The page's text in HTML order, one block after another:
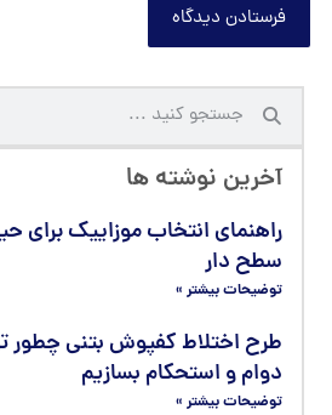
آخرین نوشته ها
راهنمای انتخاب موزاییک برای
سطح‌ دار
توضیحات بیشتر »
طرح اختلاط کفپوش بتنی چطور
دوام و استحکام بسازیم
توضیحات بیشتر »
فرستادن دیدگاه